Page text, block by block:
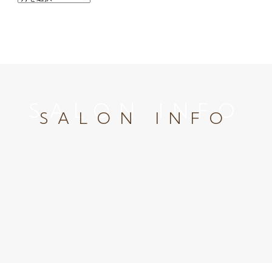
SALON INFO
SALON INFO